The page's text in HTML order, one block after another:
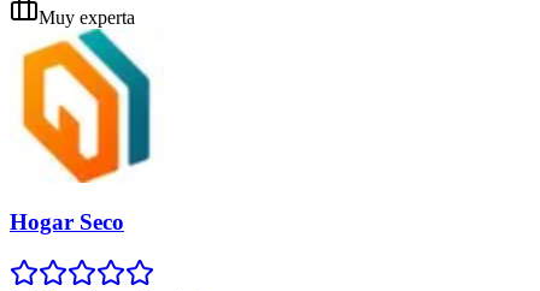
Muy experta
Hogar Seco